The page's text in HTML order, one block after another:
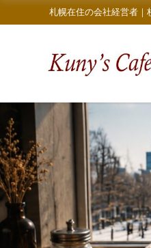
札幌在住の会社経営者｜